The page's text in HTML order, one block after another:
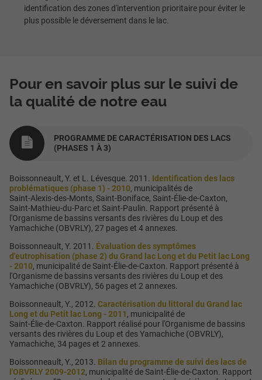
identification des zones d'intervention prioritaire pour éviter le
plus possible le déversement dans le lac.
Pour en savoir plus sur le suivi de
la qualité de notre eau
PROGRAMME DE CARACTÉRISATION DES LACS
(PHASES 1 À 3)
Boissonneault, Y. et L. Lévesque. 2011. Identification des lacs
problématiques (phase 1) - 2010, municipalités de
Saint-Alexis-des-Monts, Saint-Boniface, Saint-Élie-de-Caxton,
Saint-Mathieu-du-Parcet Saint-Paulin. Rapport présenté à
l'Organisme de bassins versants des rivières du Loup et des
Yamachiche (OBVRLY), 27 pages et 4 annexes.
Boissonneault, Y. 2011. Évaluation des symptômes
d'eutrophisation (phase 2) du Grand lac Long et du Petit lac Long
- 2010, municipalité deSaint-Élie-de-Caxton. Rapport présenté à
l'Organisme de bassins versants des rivières du Loup et des
Yamachiche (OBVRLY), 56 pages et 2 annexes.
Boissonneault, Y., 2012. Caractérisation du littoral du Grand lac
Long et du Petit lac Long - 2011, municipalité de
Saint-Élie-de-Caxton. Rapport réalisé pour l'Organisme de bassins
versants des rivières du Loup et des Yamachiche (OBVRLY),
Yamachiche, 34 pages et 2 annexes.
Boissonneault, Y., 2013. Bilan du programme de suivi des lacs de
l'OBVRLY 2009-2012, municipalité deSaint-Élie-de-Caxton. Rapport